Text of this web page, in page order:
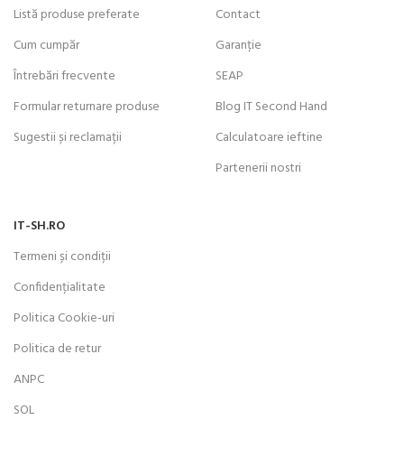
Listă produse preferate
Cum cumpăr
Întrebări frecvente
Formular returnare produse
Sugestii și reclamații
Contact
Garanție
SEAP
Blog IT Second Hand
Calculatoare ieftine
Partenerii nostri
IT-SH.RO
Termeni și condiții
Confidențialitate
Politica Cookie-uri
Politica de retur
ANPC
SOL